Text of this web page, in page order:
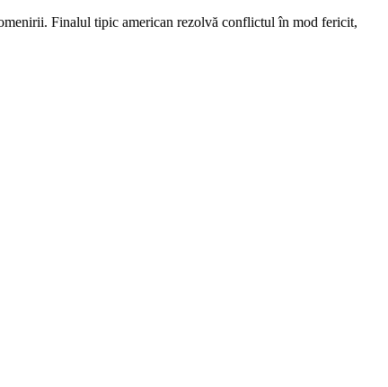
Finalul tipic american rezolvă conflictul în mod fericit,